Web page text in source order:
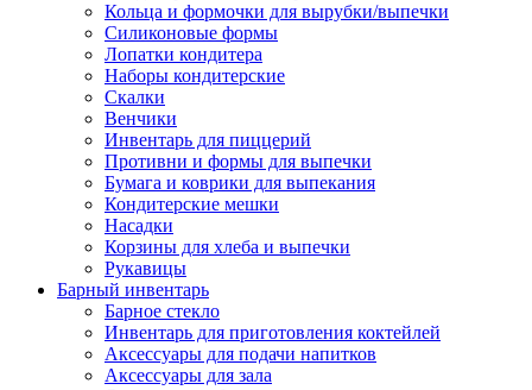
Кольца и формочки для вырубки/выпечки
Силиконовые формы
Лопатки кондитера
Наборы кондитерские
Скалки
Венчики
Инвентарь для пиццерий
Противни и формы для выпечки
Бумага и коврики для выпекания
Кондитерские мешки
Насадки
Корзины для хлеба и выпечки
Рукавицы
Барный инвентарь
Барное стекло
Инвентарь для приготовления коктейлей
Аксессуары для подачи напитков
Аксессуары для зала